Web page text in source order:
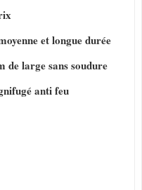
et longue durée
de large sans soudure
anti feu